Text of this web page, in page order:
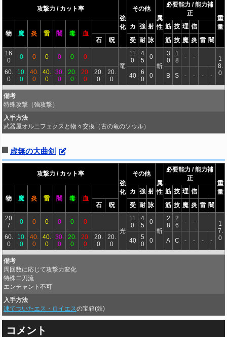
攻撃力 / カット率
強
化
その他
属
性
必要能力 / 能力補
正
重
量
物
魔 炎 雷 闇 毒 血
カ 強 射 筋 技 理 信
石
呪 受 耐 詠 筋 技 魔 炎 雷 闇
16
0
0 0 0 0 0
0
竜
11
0
4
5
0
斬
3
0
1
8
- -
1
8.
0
60.
0
10.
0
40.
0
40.
0
30.
0
20.
0
20.
0
20.
0
20.
0
40
6
0
0 B S - - - -
備考
特殊攻撃（強攻撃）
入手方法
武器屋オルニフェクスと物々交換（古の竜のソウル）
虚無の大曲剣
攻撃力 / カット率
強
化
その他
属
性
必要能力 / 能力補
正
重
量
物
魔 炎 雷 闇 毒 血
カ 強 射 筋 技 理 信
石
呪 受 耐 詠 筋 技 魔 炎 雷 闇
20
7
0 0 0 0 0
0
光
11
0
4
5
0
斬
2
8
2
6
- -
1
7.
0
60.
0
10.
0
40.
0
40.
0
30.
0
20.
0
20.
0
20.
0
20.
0
40
5
0
0 A C - - - -
備考
周回数に応じて攻撃力変化
特殊二刀流
エンチャント不可
入手方法
凍てついたエス・ロイエスの宝箱(鉄)
コメント